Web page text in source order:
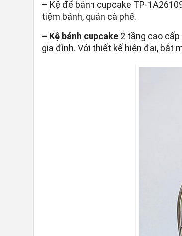
– Kệ để bánh cupcake TP-
tiệm bánh, quán cà phê.
– Kệ bánh cupcake 2 tầng cao
gia đình. Với thiết kế hiện đại, bắt